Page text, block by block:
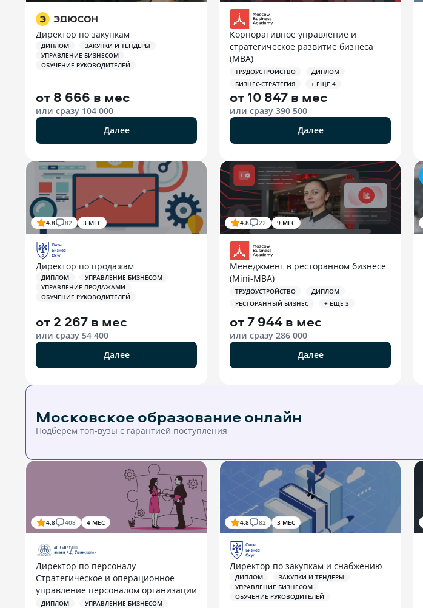
Директор по закупкам
ДИПЛОМ
ЗАКУПКИ И ТЕНДЕРЫ
УПРАВЛЕНИЕ БИЗНЕСОМ
ОБУЧЕНИЕ РУКОВОДИТЕЛЕЙ
от 8 666 в мес
или сразу 104 000
Далее
Корпоративное управление и
стратегическое развитие бизнеса
(MBA)
ТРУДОУСТРОЙСТВО
ДИПЛОМ
БИЗНЕС-СТРАТЕГИЯ
+ ЕЩЕ 4
от 10 847 в мес
или сразу 390 500
Далее
4.8 82 3 МЕС
Директор по продажам
ДИПЛОМ
УПРАВЛЕНИЕ БИЗНЕСОМ
УПРАВЛЕНИЕ ПРОДАЖАМИ
ОБУЧЕНИЕ РУКОВОДИТЕЛЕЙ
от 2 267 в мес
или сразу 54 400
Далее
4.8 22 9 МЕС
Менеджмент в ресторанном бизнесе
(Mini-MBA)
ТРУДОУСТРОЙСТВО
ДИПЛОМ
РЕСТОРАННЫЙ БИЗНЕС
+ ЕЩЕ 3
от7 944 в мес
или сразу 286 000
Далее
Московское образование онлайн
Подберём топ-вузы c гарантией поступления
4.8 408 4 МЕС
Директор по персоналу.
Стратегическое и операционное
управление персоналом организации
ДИПЛОМ
УПРАВЛЕНИЕ БИЗНЕСОМ
4.8 82 3 МЕС
Директор по закупкам и снабжению
ДИПЛОМ
ЗАКУПКИ И ТЕНДЕРЫ
УПРАВЛЕНИЕ БИЗНЕСОМ
ОБУЧЕНИЕ РУКОВОДИТЕЛЕЙ